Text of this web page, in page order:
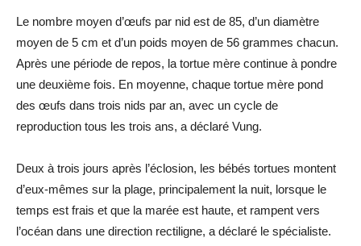
Le nombre moyen d’œufs par nid est de 85, d’un diamètre
moyen de 5 cm et d’un poids moyen de 56 grammes chacun.
Après une période de repos, la tortue mère continue à pondre
une deuxième fois. En moyenne, chaque tortue mère pond
des œufs dans trois nids par an, avec un cycle de
reproduction tous les trois ans, a déclaré Vung.
Deux à trois jours après l’éclosion, les bébés tortues montent
d’eux-mêmes sur la plage, principalement la nuit, lorsque le
temps est frais et que la marée est haute, et rampent vers
l’océan dans une direction rectiligne, a déclaré le spécialiste.